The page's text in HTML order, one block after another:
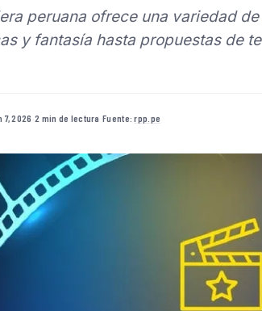
peruana ofrece una variedad
y fantasía hasta propuestas de
7, 2026 ·2 min de lectura ·Fuente:rpp.pe